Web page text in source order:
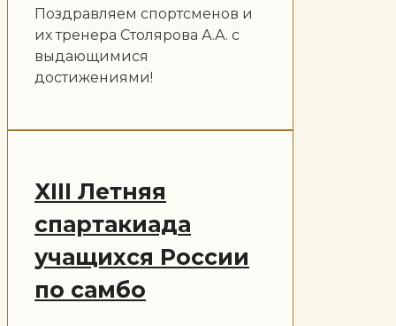
Поздравляем спортсменов и
их тренера Столярова А.А. с
выдающимися
достижениями!
XIII Летняя
спартакиада
учащихся России
по самбо